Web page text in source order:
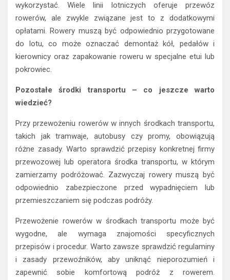
wykorzystać. Wiele linii lotniczych oferuje przewóz
rowerów, ale zwykle związane jest to z dodatkowymi
opłatami. Rowery muszą być odpowiednio przygotowane
do lotu, co może oznaczać demontaż kół, pedałów i
kierownicy oraz zapakowanie roweru w specjalne etui lub
pokrowiec.
Pozostałe środki transportu – co jeszcze warto
wiedzieć?
Przy przewożeniu rowerów w innych środkach transportu,
takich jak tramwaje, autobusy czy promy, obowiązują
różne zasady. Warto sprawdzić przepisy konkretnej firmy
przewozowej lub operatora środka transportu, w którym
zamierzamy podróżować. Zazwyczaj rowery muszą być
odpowiednio zabezpieczone przed wypadnięciem lub
przemieszczaniem się podczas podróży.
Przewożenie rowerów w środkach transportu może być
wygodne, ale wymaga znajomości specyficznych
przepisów i procedur. Warto zawsze sprawdzić regulaminy
i zasady przewoźników, aby uniknąć nieporozumień i
zapewnić sobie komfortową podróż z rowerem.